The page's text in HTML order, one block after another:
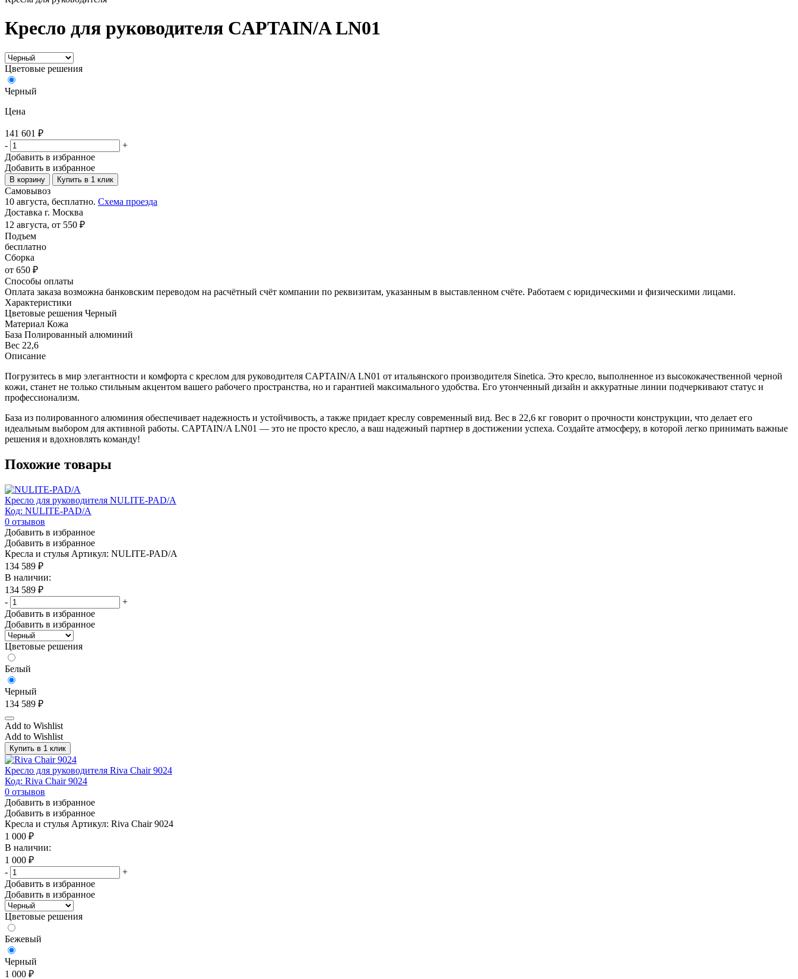
Кресло для руководителя CAPTAIN/A LN01
Цветовые решения
Черный
Цена
141 601 ₽
-
+
Добавить в избранное
Добавить в избранное
В корзину Купить в 1 клик
Самовывоз
10 августа, бесплатно. Схема проезда
Доставка г. Москва
12 августа, от 550 ₽
Подъем
бесплатно
Сборка
от 650 ₽
Способы оплаты
Оплата заказа возможна банковским переводом на расчётный счёт компании по реквизитам, указанным в выставленном счёте. Работаем с юридическими и физическими лицами.
Характеристики
Цветовые решения Черный
Материал Кожа
База Полированный алюминий
Вес 22,6
Описание
Погрузитесь в мир элегантности и комфорта с креслом для руководителя CAPTAIN/A LN01 от итальянского производителя Sinetica. Это кресло, выполненное из высококачественной черной
кожи, станет не только стильным акцентом вашего рабочего пространства, но и гарантией максимального удобства. Его утонченный дизайн и аккуратные линии подчеркивают статус и
профессионализм.
База из полированного алюминия обеспечивает надежность и устойчивость, а также придает креслу современный вид. Вес в 22,6 кг говорит о прочности конструкции, что делает его
идеальным выбором для активной работы. CAPTAIN/A LN01 — это не просто кресло, а ваш надежный партнер в достижении успеха. Создайте атмосферу, в которой легко принимать важные
решения и вдохновлять команду!
Похожие товары
Кресло для руководителя NULITE-PAD/A
Код: NULITE-PAD/A
0 отзывов
Добавить в избранное
Добавить в избранное
Кресла и стулья Артикул: NULITE-PAD/A
134 589 ₽
В наличии:
134 589 ₽
-
+
Добавить в избранное
Добавить в избранное
Цветовые решения
Белый
Черный
134 589 ₽
Add to Wishlist
Add to Wishlist
Купить в 1 клик
Кресло для руководителя Riva Chair 9024
Код: Riva Chair 9024
0 отзывов
Добавить в избранное
Добавить в избранное
Кресла и стулья Артикул: Riva Chair 9024
1 000 ₽
В наличии:
1 000 ₽
-
+
Добавить в избранное
Добавить в избранное
Цветовые решения
Бежевый
Черный
1 000 ₽